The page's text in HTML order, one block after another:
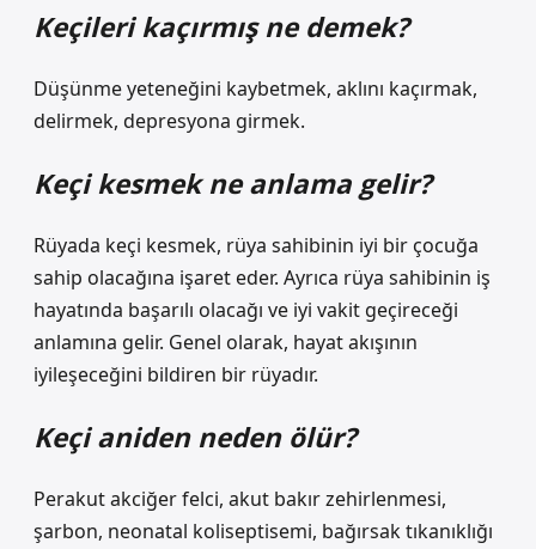
Keçileri kaçırmış ne demek?
Düşünme yeteneğini kaybetmek, aklını kaçırmak,
delirmek, depresyona girmek.
Keçi kesmek ne anlama gelir?
Rüyada keçi kesmek, rüya sahibinin iyi bir çocuğa
sahip olacağına işaret eder. Ayrıca rüya sahibinin iş
hayatında başarılı olacağı ve iyi vakit geçireceği
anlamına gelir. Genel olarak, hayat akışının
iyileşeceğini bildiren bir rüyadır.
Keçi aniden neden ölür?
Perakut akciğer felci, akut bakır zehirlenmesi,
şarbon, neonatal koliseptisemi, bağırsak tıkanıklığı